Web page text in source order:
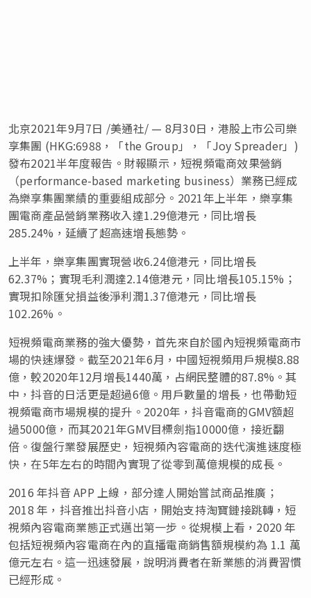
北京2021年9月7日 /美通社/ — 8月30日，港股上市公司樂
享集團 (HKG:6988 ， 「the Group」，「Joy Spreader」)
發布2021半年度報告。財報顯示，短視頻電商效果營銷
（performance-based marketing business）業務已經成
為樂享集團業績的重要組成部分。2021年上半年，樂享集
團電商產品營銷業務收入達1.29億港元，同比增長
285.24%，延續了超高速增長態勢。
上半年，樂享集團實現營收6.24億港元，同比增長
62.37%；實現毛利潤達2.14億港元，同比增長105.15%；
實現扣除匯兌損益後淨利潤1.37億港元，同比增長
102.26%。
短視頻電商業務的強大優勢，首先來自於國內短視頻電商市
場的快速爆發。截至2021年6月，中國短視頻用戶規模8.88
億，較2020年12月增長1440萬，占網民整體的87.8%。其
中，抖音的日活更是超過6億。用戶數量的增長，也帶動短
視頻電商市場規模的提升。2020年，抖音電商的GMV額超
過5000億，而其2021年GMV目標劍指10000億，接近翻
倍。復盤行業發展歷史，短視頻內容電商的迭代演進速度極
快，在5年左右的時間內實現了從零到萬億規模的成長。
2016 年抖音 APP 上線，部分達人開始嘗試商品推廣；
2018 年，抖音推出抖音小店，開始支持淘寶鏈接跳轉，短
視頻內容電商業態正式邁出第一步。從規模上看，2020 年
包括短視頻內容電商在內的直播電商銷售額規模約為 1.1 萬
億元左右。這一迅速發展，說明消費者在新業態的消費習慣
已經形成。